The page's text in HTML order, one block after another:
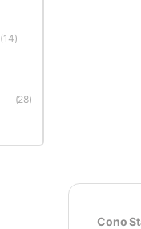
Cono
(14)
(28)